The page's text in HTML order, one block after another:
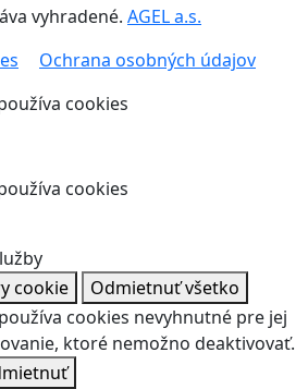
vyhradené. AGEL a.s.
Ochrana osobných údajov
cookies
cookies
cookie
Odmietnuť všetko
cookies nevyhnutné pre jej
ktoré nemožno deaktivovať.